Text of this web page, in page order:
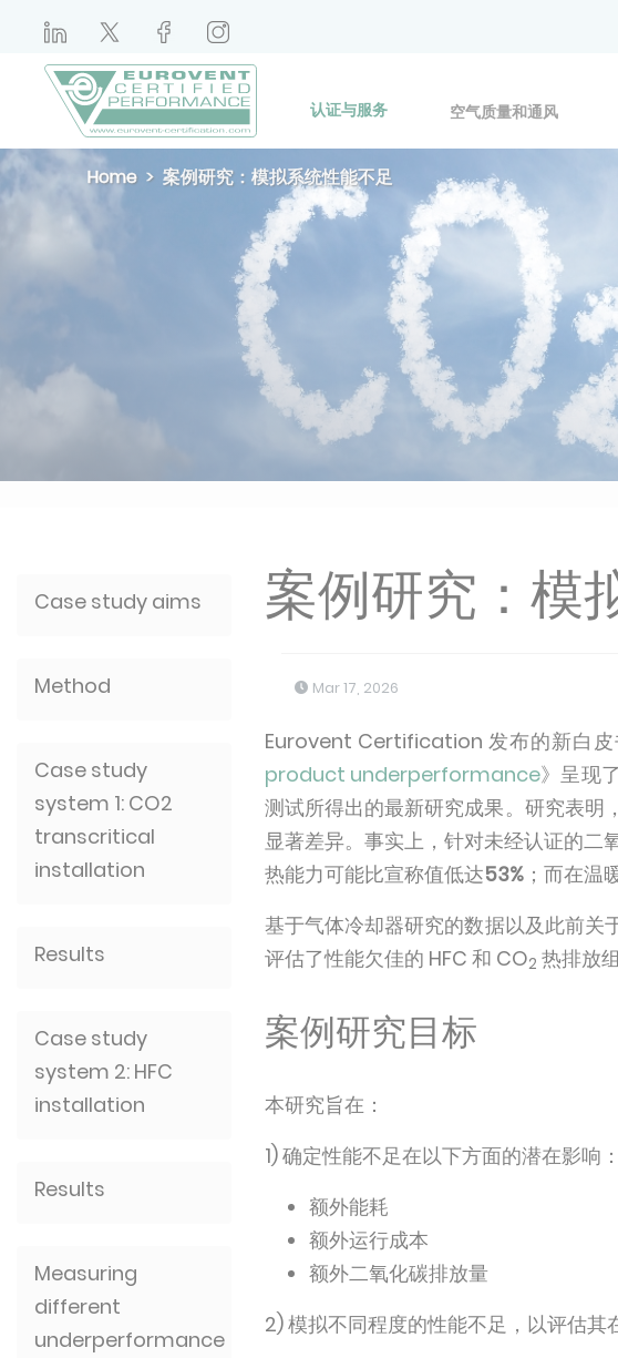
认证与服务 空气质量和通风
Home 案例研究：模拟系统性能不足
Case study aims
Method
Case study
system 1: CO2
transcritical
installation
Results
Case study
system 2: HFC
installation
Results
Measuring
different
underperformance
案例研究：模
Mar 17, 2026
Eurovent Certification 发布的新白皮
product underperformance》呈现
测试所得出的最新研究成果。研究表明
显著差异。事实上，针对未经认证的二
热能力可能比宣称值低达53% ；而在温
基于气体冷却器研究的数据以及此前
评估了性能欠佳的 HFC 和 CO2 热排放
案例研究目标
本研究旨在：
1) 确定性能不足在以下方面的潜在影响：
额外能耗
额外运行成本
额外二氧化碳排放量
2) 模拟不同程度的性能不足，以评估其